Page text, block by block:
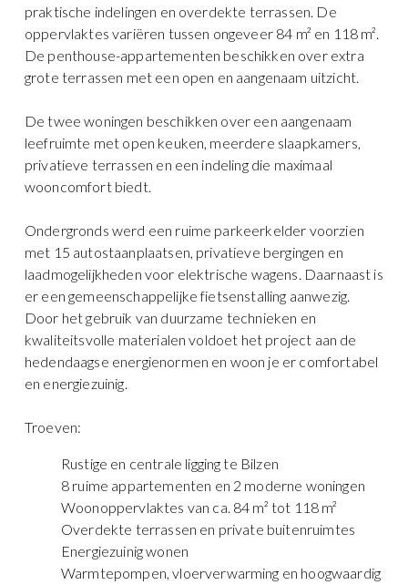
praktische indelingen en overdekte terrassen. De
oppervlaktes variëren tussen ongeveer 84 m² en 118 m².
De penthouse-appartementen beschikken over extra
grote terrassen met een open en aangenaam uitzicht.
De twee woningen beschikken over een aangenaam
leefruimte met open keuken, meerdere slaapkamers,
privatieve terrassen en een indeling die maximaal
wooncomfort biedt.
Ondergronds werd een ruime parkeerkelder voorzien
met 15 autostaanplaatsen, privatieve bergingen en
laadmogelijkheden voor elektrische wagens. Daarnaast is
er een gemeenschappelijke fietsenstalling aanwezig.
Door het gebruik van duurzame technieken en
kwaliteitsvolle materialen voldoet het project aan de
hedendaagse energienormen en woon je er comfortabel
en energiezuinig.
Troeven:
Rustige en centrale ligging te Bilzen
8 ruime appartementen en 2 moderne woningen
Woonoppervlaktes van ca. 84 m² tot 118 m²
Overdekte terrassen en private buitenruimtes
Energiezuinig wonen
Warmtepompen, vloerverwarming en hoogwaardig